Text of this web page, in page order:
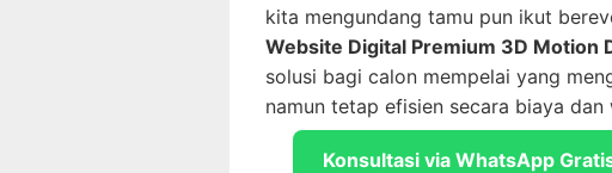
kita mengundang tamu pun ikut
Website Digital Premium 3D Motion
solusi bagi calon mempelai yang
namun tetap efisien secara biaya dan
Konsultasi via WhatsApp